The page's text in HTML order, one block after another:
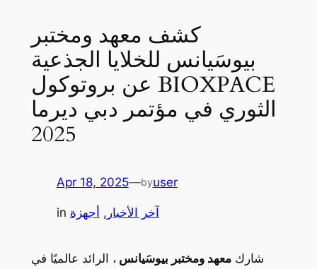
كشف معهد ومختبر
بيوسَيانس للخلايا الجذعية
عن بروتوكول BIOXPACE
الثوري في مؤتمر دبي ديرما
2025
Apr 18, 2025—byuser
in آخر الأخبار , أجهزة
شاركمعهد ومختبر بيوسَيانس، الرائد عالميًا في